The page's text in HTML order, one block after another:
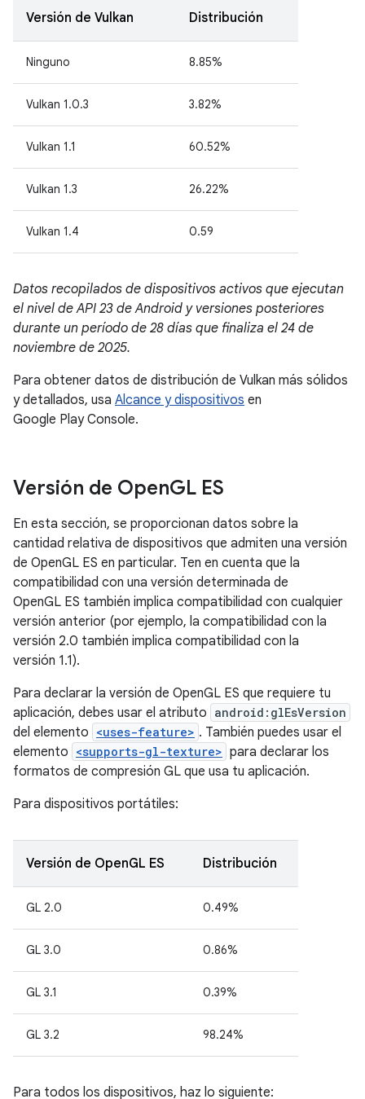
Versión de Vulkan Distribución
Ninguno 8.85%
Vulkan 1.0.3 3.82%
Vulkan 1.1 60.52%
Vulkan 1.3 26.22%
Vulkan 1.4 0.59
Datos recopilados de dispositivos activos que ejecutan
el nivel de API 23 de Android y versiones posteriores
durante un período de 28 días que finaliza el 24 de
noviembre de 2025.
Para obtener datos de distribución de Vulkan más sólidos
y detallados, usa Alcance y dispositivos en
Google Play Console.
Versión de OpenGL ES
En esta sección, se proporcionan datos sobre la
cantidad relativa de dispositivos que admiten una versión
de OpenGL ES en particular. Ten en cuenta que la
compatibilidad con una versión determinada de
OpenGL ES también implica compatibilidad con cualquier
versión anterior (por ejemplo, la compatibilidad con la
versión 2.0 también implica compatibilidad con la
versión 1.1).
Para declarar la versión de OpenGL ES que requiere tu
aplicación, debes usar el atributo android:glEsVersion
del elemento <uses-feature> . También puedes usar el
elemento <supports-gl-texture> para declarar los
formatos de compresión GL que usa tu aplicación.
Para dispositivos portátiles:
Versión de OpenGL ES Distribución
GL 2.0 0.49%
GL 3.0 0.86%
GL 3.1 0.39%
GL 3.2 98.24%
Para todos los dispositivos, haz lo siguiente: